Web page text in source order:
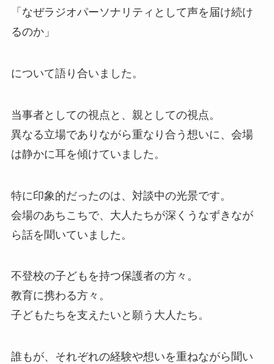
「なぜラジオパーソナリティとして声を届け続け
るのか」
について語り合いました。
当事者としての視点と、親としての視点。
異なる立場でありながら重なり合う想いに、会場
は静かに耳を傾けていました。
特に印象的だったのは、対談中の光景です。
会場のあちこちで、大人たちが深くうなずきなが
ら話を聞いていました。
不登校の子どもを持つ保護者の方々。
教育に携わる方々。
子どもたちを支えたいと願う大人たち。
誰もが、それぞれの経験や想いを重ねながら聞い